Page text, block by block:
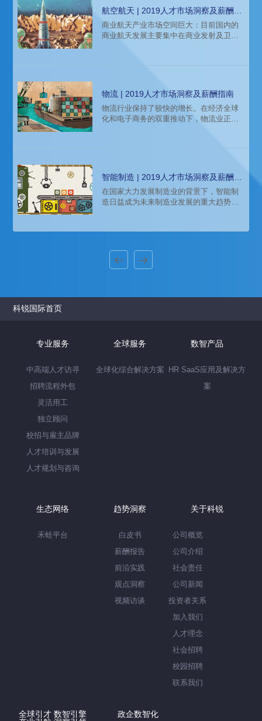
司却也百花齐放。中国人均GDP已超8000
美元，意味着，中国消费者的诸多消费行
为，可以较大程度参考以往对应历史时期
里，欧美及亚洲其它发达国家、地区消费
航空航天 | 2019人才市场洞察及薪酬指
南
商业航天产业市场空间巨大：目前国内的
商业航天发展主要集中在商业发射及卫星
公司科锐国际的薪酬报告对航空航天行业
的人才招聘需求和薪酬趋势的分析预测，
供企业和猎头招聘参考。
物流 | 2019人才市场洞察及薪酬指南
物流行业保持了较快的增长。在经济全球
化和电子商务的双重推动下，物流业正在
业的发展起到了推动作用。物流企业也越
来越向专业性、精细化服务转化。 本文带
来猎头招聘公司科锐国际的薪酬报告对物
流行业的人才招聘需求和薪酬趋势的分析
智能制造 | 2019人才市场洞察及薪酬指
南
在国家大力发展制造业的背景下，智能制
造日益成为未来制造业发展的重大趋势和
2022年行业市场规模将达到2.39万亿元，
持、全球智能制造的发展、各行业的智能
化应用需求快速上升，成为驱动智能制造
才招聘需求和薪酬趋势的分析预测，供
科锐国际首页
专业服务
中高端人才访寻
招聘流程外包
灵活用工
独立顾问
校招与雇主品牌
人才培训与发展
人才规划与咨询
全球服务
全球化综合解决方案
数智产品
HR SaaS应用及解决方
案
生态网络
禾蛙平台
趋势洞察
白皮书
薪酬报告
前沿实践
观点洞察
视频访谈
关于科锐
公司概览
公司介绍
社会责任
公司新闻
投资者关系
加入我们
人才理念
社会招聘
校园招聘
联系我们
全球引才 数智引擎
政企数智化